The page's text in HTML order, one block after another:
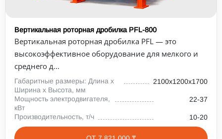
Вертикальная роторная дробилка PFL-800
Вертикальная роторная дробилка PFL — это
высокоэффективное оборудование для мелкого и
среднего д...
Габаритные размеры: Длина х
Ширина х Высота, мм
2100х1200х1700
Мощность электродвигателя,
кВт
22-37
Производительность, т/ч 10-20